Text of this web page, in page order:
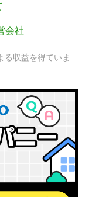
会社
る収益を得ていま